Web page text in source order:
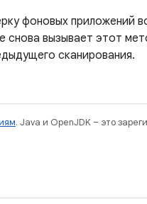
фоновых приложений
снова вызывает этот
сканирования.
. Java и OpenJDK – это